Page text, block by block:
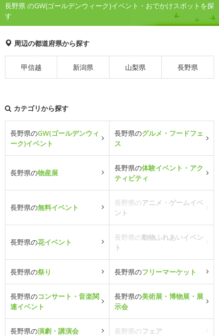
長野県 のGW(ゴールデンウィーク)イベント・おでかけスポットを探
す
周辺の都道府県から探す
甲信越 新潟県 山梨県 長野県
カテゴリから探す
長野県のGW(ゴールデンウィ
ーク)イベント
長野県のグルメ・フードフェ
ス
長野県の物産展
長野県の体験イベント・アク
ティビティ
長野県の無料イベント
長野県のアニメ・ゲームイベ
ント
長野県の花イベント
長野県の動物ふれあいイベン
ト
長野県の祭り 長野県のフリーマーケット
長野県のコンサート・音楽関
連イベント
長野県の美術展・博物展・展
示会
長野県の演劇・講演会 長野県のフェア